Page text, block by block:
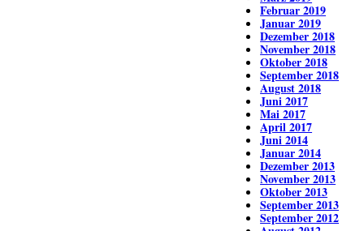
Februar 2019
Januar 2019
Dezember 2018
November 2018
Oktober 2018
September 2018
August 2018
Juni 2017
Mai 2017
April 2017
Juni 2014
Januar 2014
Dezember 2013
November 2013
Oktober 2013
September 2013
September 2012